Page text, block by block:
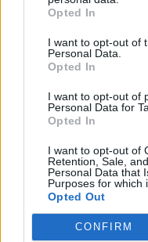
Opted In
I want to opt-out of
Personal Data.
Opted In
I want to opt-out of
Personal Data for
Opted In
I want to opt-out of
Retention, Sale,
Personal Data that
Purposes for which
Opted Out
CONFIRM
Αντιδήμαρχοι
Συλλογικά Όργανα Δήμου
Δημοτικές Κοινότητες
Υπηρεσίες του Δήμου
Οι Δημοτικές Επιχειρήσεις
Χρήσιμα Τηλέφωνα